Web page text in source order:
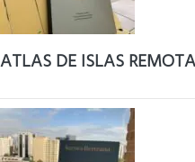
ATLAS DE ISLAS